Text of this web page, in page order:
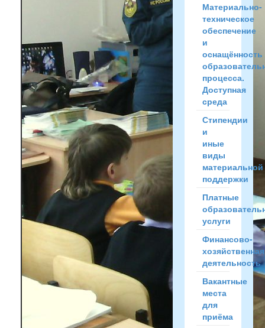
Материально-
техническое
обеспечение
и
оснащённость
процесса.
Доступная
среда
Стипендии
и
иные
виды
материальной
поддержки
Платные
услуги
Финансово-
хозяйственная
деятельность
Вакантные
места
для
приёма